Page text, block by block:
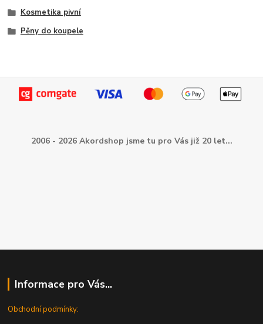
Kosmetika pivní
Pěny do koupele
2006 - 2026 Akordshop jsme tu pro Vás již 20 let...
Informace pro Vás...
Obchodní podmínky: